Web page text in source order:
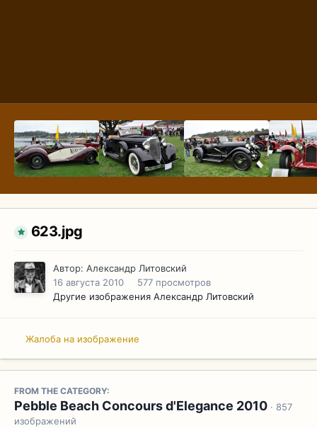
623.jpg
Автор: Александр Литовский
16 августа 2010
577 просмотров
Другие изображения Александр Литовский
Жалоба на изображение
FROM THE CATEGORY:
Pebble Beach Concours d'Elegance 2010 · 857
изображений